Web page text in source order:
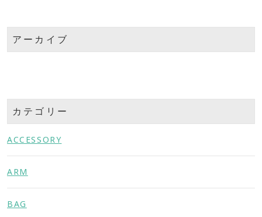
アーカイブ
カテゴリー
ACCESSORY
ARM
BAG